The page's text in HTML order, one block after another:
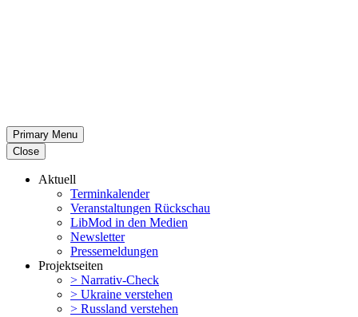
Primary Menu
Close
Aktuell
Termin­ka­lender
Veran­stal­tungen Rückschau
LibMod in den Medien
Newsletter
Presse­mel­dungen
Projekt­seiten
> Narrativ-Check
> Ukraine verstehen
> Russland verstehen